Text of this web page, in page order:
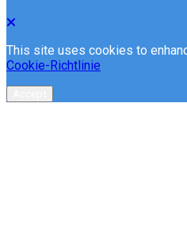
This site uses cookies to
Cookie-Richtlinie